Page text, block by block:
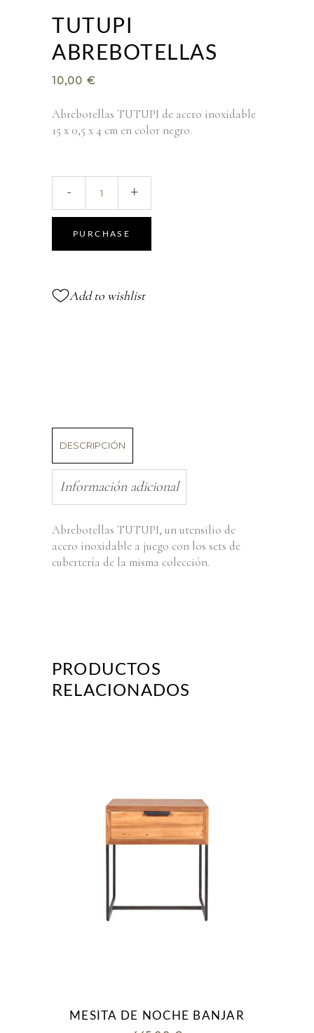
TUTUPI
ABREBOTELLAS
10,00 €
Abrebotellas TUTUPI de acero inoxidable
15 x 0,5 x 4 cm en color negro.
Abrebotellas
quantity
- +
PURCHASE
Add to wishlist
DESCRIPCIÓN
Información adicional
Abrebotellas TUTUPI, un utensilio de
acero inoxidable a juego con los sets de
cubertería de la misma colección.
PRODUCTOS
RELACIONADOS
MESITA DE NOCHE BANJAR